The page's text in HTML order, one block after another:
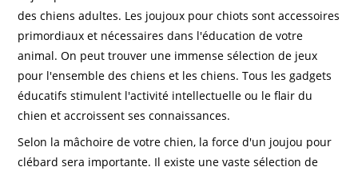
des chiens adultes. Les joujoux pour chiots sont accessoires
primordiaux et nécessaires dans l'éducation de votre
animal. On peut trouver une immense sélection de jeux
pour l'ensemble des chiens et les chiens. Tous les gadgets
éducatifs stimulent l'activité intellectuelle ou le flair du
chien et accroissent ses connaissances.
Selon la mâchoire de votre chien, la force d'un joujou pour
clébard sera importante. Il existe une vaste sélection de